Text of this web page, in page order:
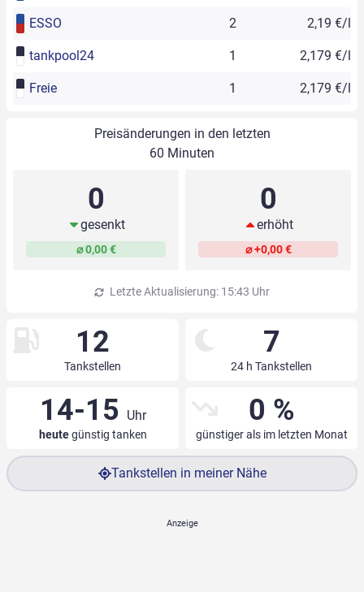
ESSO 2 2,19 €/l
tankpool24 1 2,179 €/l
Freie 1 2,179 €/l
Preisänderungen in den letzten
60 Minuten
0
gesenkt
⌀ 0,00 €
0
erhöht
⌀ +0,00 €
Letzte Aktualisierung: 15:43 Uhr
12
Tankstellen
7
24 h Tankstellen
14-15 Uhr
heutegünstig tanken
0 %
günstiger als im letzten Monat
Tankstellen in meiner Nähe